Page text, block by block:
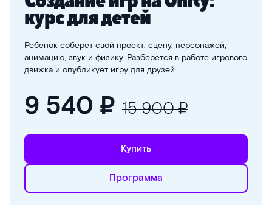
курс для детей
Ребёнок соберёт свой проект: сцену, персонажей,
анимацию, звук и физику. Разберётся в работе игрового
движка и опубликует игру для друзей
9 540 ₽ 15 900 ₽
Купить
Программа